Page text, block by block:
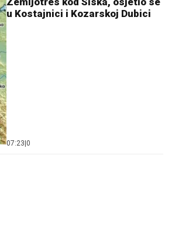
u Kostajnici i Kozarskoj Dubici
07:23 0